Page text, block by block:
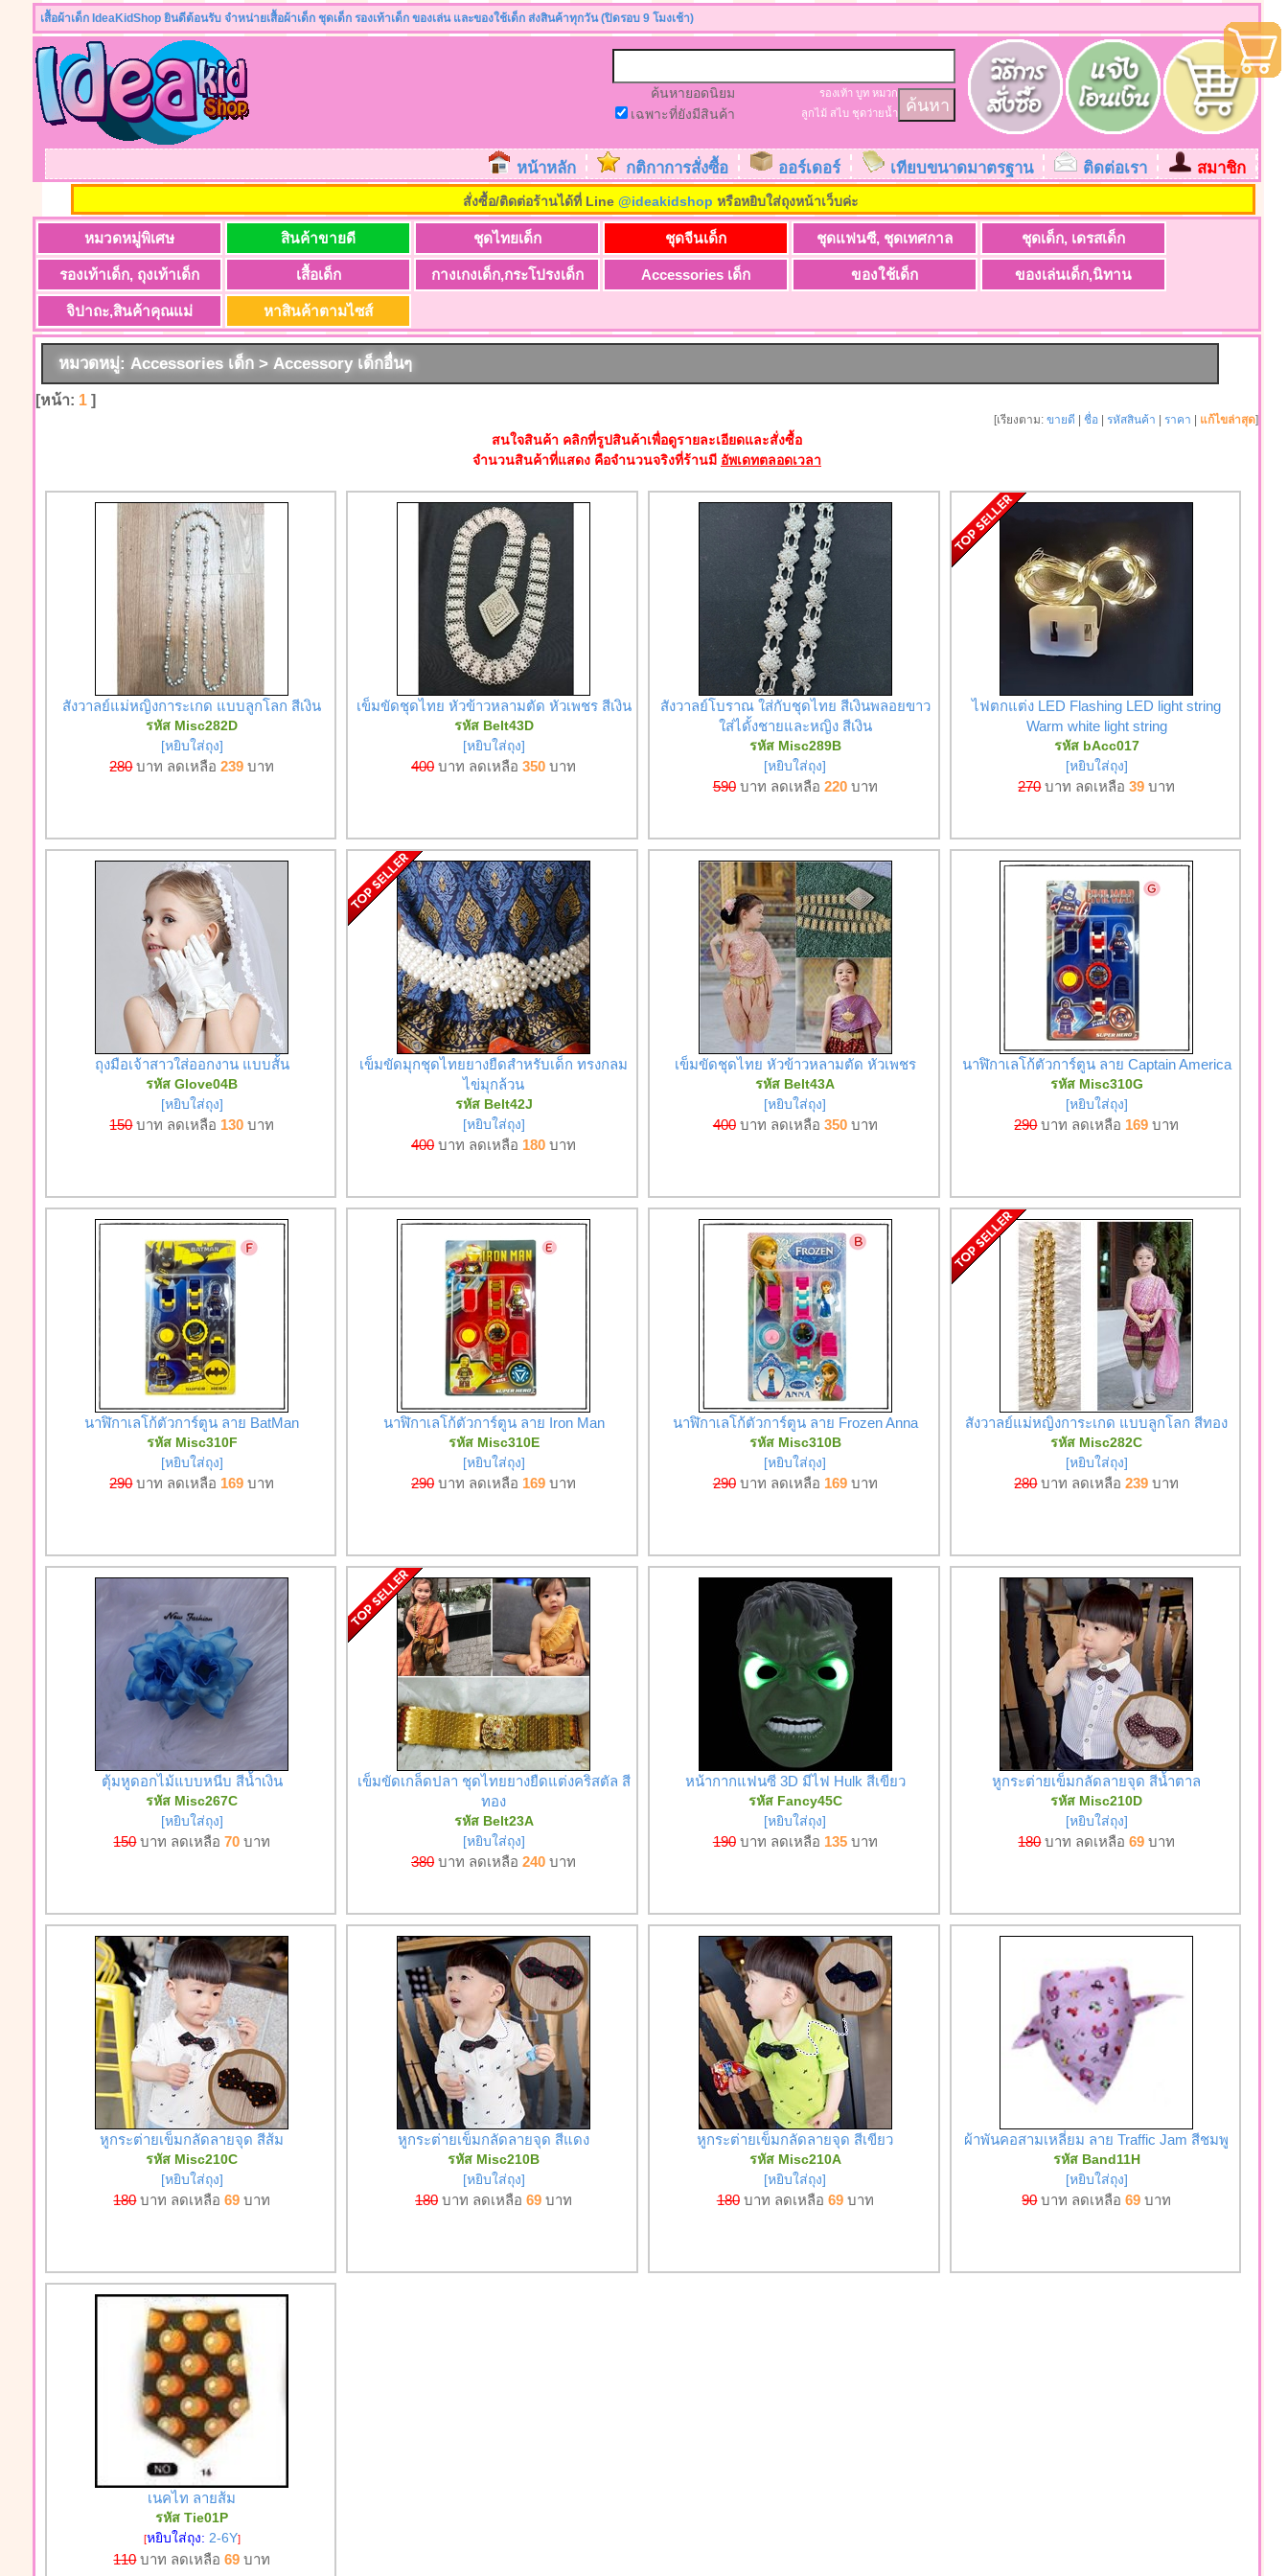
เสื้อผ้าเด็ก IdeaKidShop ยินดีต้อนรับ จำหน่ายเสื้อผ้าเด็ก ชุดเด็ก รองเท้าเด็ก ของเล่น และของใช้เด็ก ส่งสินค้าทุกวัน (ปิดรอบ 9 โมงเช้า)
ค้นหายอดนิยม
เฉพาะที่ยังมีสินค้า
รองเท้า บูท หมวก
ลูกไม้ สไบ ชุดว่ายน้ำ
หน้าหลัก กติกาการสั่งซื้อ ออร์เดอร์ เทียบขนาดมาตรฐาน ติดต่อเรา สมาชิก
สั่งซื้อ/ติดต่อร้านได้ที่ Line@ideakidshop หรือหยิบใส่ถุงหน้าเว็บค่ะ
หมวดหมู่พิเศษ สินค้าขายดี ชุดไทยเด็ก ชุดจีนเด็ก ชุดแฟนซี, ชุดเทศกาล ชุดเด็ก, เดรสเด็ก
รองเท้าเด็ก, ถุงเท้าเด็ก เสื้อเด็ก กางเกงเด็ก,กระโปรงเด็ก Accessories เด็ก ของใช้เด็ก ของเล่นเด็ก,นิทาน
จิปาถะ,สินค้าคุณแม่ หาสินค้าตามไซส์
หมวดหมู่: Accessories เด็ก > Accessory เด็กอื่นๆ
[หน้า: 1]
[เรียงตาม:ขายดี |ชื่อ รหัสสินค้า ราคา แก้ไขล่าสุด]
สนใจสินค้า คลิกที่รูปสินค้าเพื่อดูรายละเอียดและสั่งซื้อ
จำนวนสินค้าที่แสดง คือจำนวนจริงที่ร้านมี อัพเดทตลอดเวลา
สังวาลย์แม่หญิงการะเกด แบบลูกโลก สีเงิน
รหัส Misc282D
[หยิบใส่ถุง]
280บาท ลดเหลือ239 บาท
เข็มขัดชุดไทย หัวข้าวหลามตัด หัวเพชร สีเงิน
รหัส Belt43D
[หยิบใส่ถุง]
400 บาท ลดเหลือ350 บาท
สังวาลย์โบราณ ใส่กับชุดไทย สีเงินพลอยขาว
ใส่ไดั้งชายและหญิง สีเงิน
รหัส Misc289B
[หยิบใส่ถุง]
590บาท ลดเหลือ 220บาท
ไฟตกแต่ง LED Flashing LED light string
Warm white light string
รหัส bAcc017
[หยิบใส่ถุง]
270บาท ลดเหลือ39 บาท
ถุงมือเจ้าสาวใส่ออกงาน แบบสั้น
รหัส Glove04B
[หยิบใส่ถุง]
150บาท ลดเหลือ 130 บาท
เข็มขัดมุกชุดไทยยางยืดสำหรับเด็ก ทรงกลม
ไข่มุกล้วน
รหัส Belt42J
[หยิบใส่ถุง]
400 บาท ลดเหลือ 180 บาท
เข็มขัดชุดไทย หัวข้าวหลามตัด หัวเพชร
รหัส Belt43A
[หยิบใส่ถุง]
400บาท ลดเหลือ 350บาท
นาฬิกาเลโก้ตัวการ์ตูน ลาย Captain America
รหัส Misc310G
[หยิบใส่ถุง]
290บาท ลดเหลือ 169 บาท
นาฬิกาเลโก้ตัวการ์ตูน ลาย BatMan
รหัส Misc310F
[หยิบใส่ถุง]
290บาท ลดเหลือ 169 บาท
นาฬิกาเลโก้ตัวการ์ตูน ลาย Iron Man
รหัส Misc310E
[หยิบใส่ถุง]
290 บาท ลดเหลือ 169 บาท
นาฬิกาเลโก้ตัวการ์ตูน ลาย Frozen Anna
รหัส Misc310B
[หยิบใส่ถุง]
290บาท ลดเหลือ 169บาท
สังวาลย์แม่หญิงการะเกด แบบลูกโลก สีทอง
รหัส Misc282C
[หยิบใส่ถุง]
280บาท ลดเหลือ239 บาท
ตุ้มหูดอกไม้แบบหนีบ สีน้ำเงิน
รหัส Misc267C
[หยิบใส่ถุง]
150บาท ลดเหลือ70 บาท
เข็มขัดเกล็ดปลา ชุดไทยยางยืดแต่งคริสตัล สี
ทอง
รหัส Belt23A
[หยิบใส่ถุง]
380 บาท ลดเหลือ240 บาท
หน้ากากแฟนซี 3D มีไฟ Hulk สีเขียว
รหัส Fancy45C
[หยิบใส่ถุง]
190บาท ลดเหลือ 135บาท
หูกระต่ายเข็มกลัดลายจุด สีน้ำตาล
รหัส Misc210D
[หยิบใส่ถุง]
180บาท ลดเหลือ69 บาท
หูกระต่ายเข็มกลัดลายจุด สีส้ม
รหัส Misc210C
[หยิบใส่ถุง]
180บาท ลดเหลือ69 บาท
หูกระต่ายเข็มกลัดลายจุด สีแดง
รหัส Misc210B
[หยิบใส่ถุง]
180 บาท ลดเหลือ69 บาท
หูกระต่ายเข็มกลัดลายจุด สีเขียว
รหัส Misc210A
[หยิบใส่ถุง]
180บาท ลดเหลือ 69บาท
ผ้าพันคอสามเหลี่ยม ลาย Traffic Jam สีชมพู
รหัส Band11H
[หยิบใส่ถุง]
90บาท ลดเหลือ69 บาท
เนคไท ลายส้ม
รหัส Tie01P
[หยิบใส่ถุง: 2-6Y]
110บาท ลดเหลือ69 บาท